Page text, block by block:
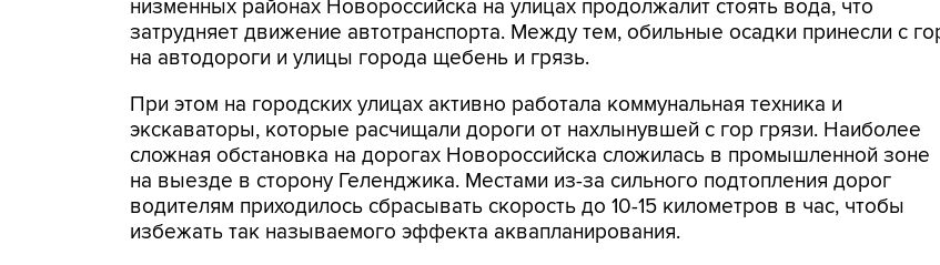
низменных районах Новороссийска на улицах продолжалит стоять вода, что
затрудняет движение автотранспорта. Между тем, обильные осадки принесли с
на автодороги и улицы города щебень и грязь.
При этом на городских улицах активно работала коммунальная техника и
экскаваторы, которые расчищали дороги от нахлынувшей с гор грязи. Наиболее
сложная обстановка на дорогах Новороссийска сложилась в промышленной зоне
на выезде в сторону Геленджика. Местами из-за сильного подтопления дорог
водителям приходилось сбрасывать скорость до 10-15 километров в час, чтобы
избежать так называемого эффекта аквапланирования.